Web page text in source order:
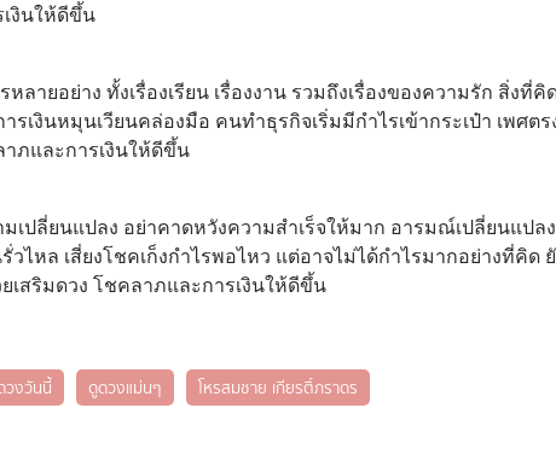
งินให้ดีขึ้น
ายอย่าง ทั้งเรื่องเรียน เรื่องงาน รวมถึงเรื่องของความรัก สิ่งที่คิ
รเงินหมุนเวียนคล่องมือ คนทำธุรกิจเริ่มมีกำไรเข้ากระเป๋า เพศตร
ภและการเงินให้ดีขึ้น
ปลี่ยนแปลง อย่าคาดหวังความสำเร็จให้มาก อารมณ์เปลี่ยนแปลง
วไหล เสี่ยงโชคเก็งกำไรพอไหว แต่อาจไม่ได้กำไรมากอย่างที่คิด
เสริมดวง โชคลาภและการเงินให้ดีขึ้น
วงวันนี้ ดูดวงแม่นๆ โหรสมชาย เกียรติ์ภราดร